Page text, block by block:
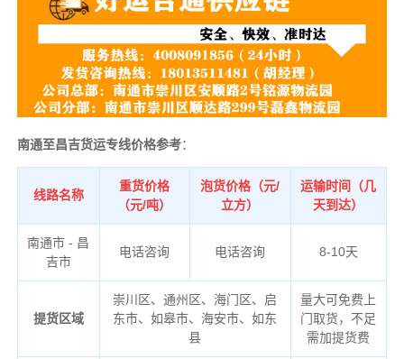
南通至昌吉货运专线价格参考：
线路名称
重货价格
（元/吨）
泡货价格（元/
立方）
运输时间（几
天到达）
南通市 - 昌
吉市
电话咨询 电话咨询 8-10天
提货区域
崇川区、通州区、海门区、启
东市、如皋市、海安市、如东
县
量大可免费上
门取货，不足
需加提货费